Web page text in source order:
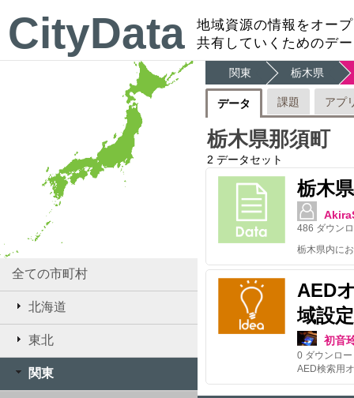
CityData
地域資源の情報をオー
共有していくためのデ
全ての市町村
北海道
東北
関東
関東 栃木県
データ 課題 アプ
栃木県那須町
2 データセット
栃木
486 ダウン
AED
域設
初音
0 ダウンロ